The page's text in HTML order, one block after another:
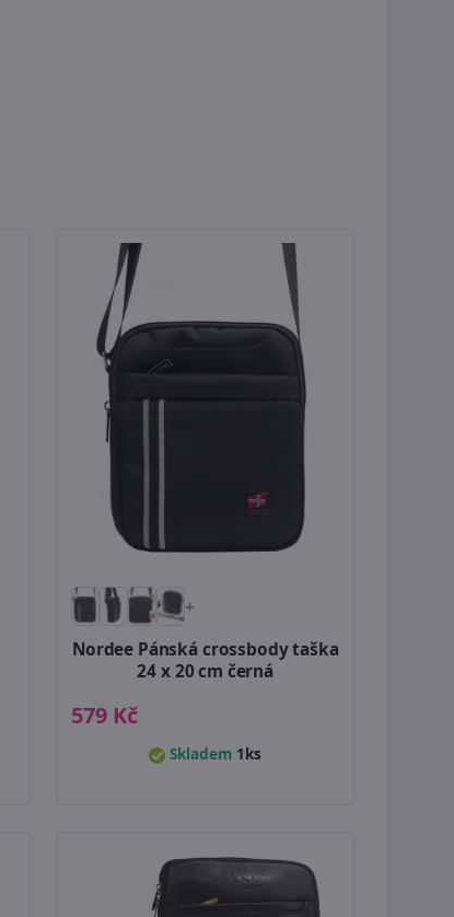
+
Nordee Pánská crossbody taška
24 x 20 cm černá
579 Kč
Skladem 1ks